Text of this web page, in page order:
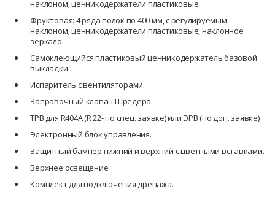
наклоном; ценникодержатели пластиковые.
Фруктовая: 4 ряда полок по 400 мм, с регулируемым
наклоном; ценникодержатели пластиковые; наклонное
зеркало.
Самоклеющийся пластиковый ценникодержатель базовой
выкладки
Испаритель с вентиляторами.
Заправочный клапан Шредера.
ТРВ для R404А (R 22- по спец. заявке) или ЭРВ (по доп. заявке)
Электронный блок управления.
Защитный бампер нижний и верхний с цветными вставками.
Верхнее освещение.
Комплект для подключения дренажа.